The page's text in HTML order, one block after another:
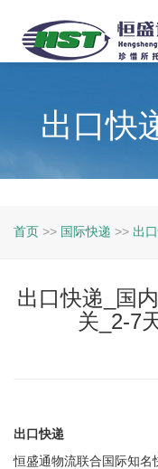
出口快
首页 >> 国际快递 >> 出
出口快递_国
关_2-7
出口快递
恒盛通物流联合国际知名